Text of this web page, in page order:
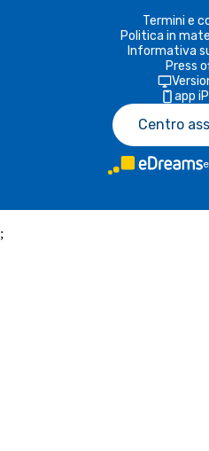
Termini e
Politica in
Informativa
Press
app
Centro
;